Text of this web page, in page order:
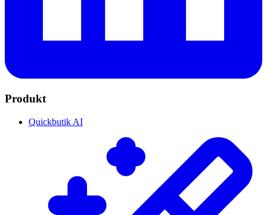
Produkt
Quickbutik AI